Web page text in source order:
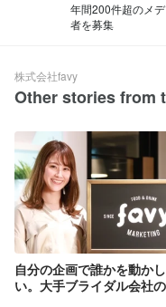
年間200件超のメ
者を募集
株式会社favy
Other stories from
自分の企画で誰かを動か
い。大手ブライダル会社